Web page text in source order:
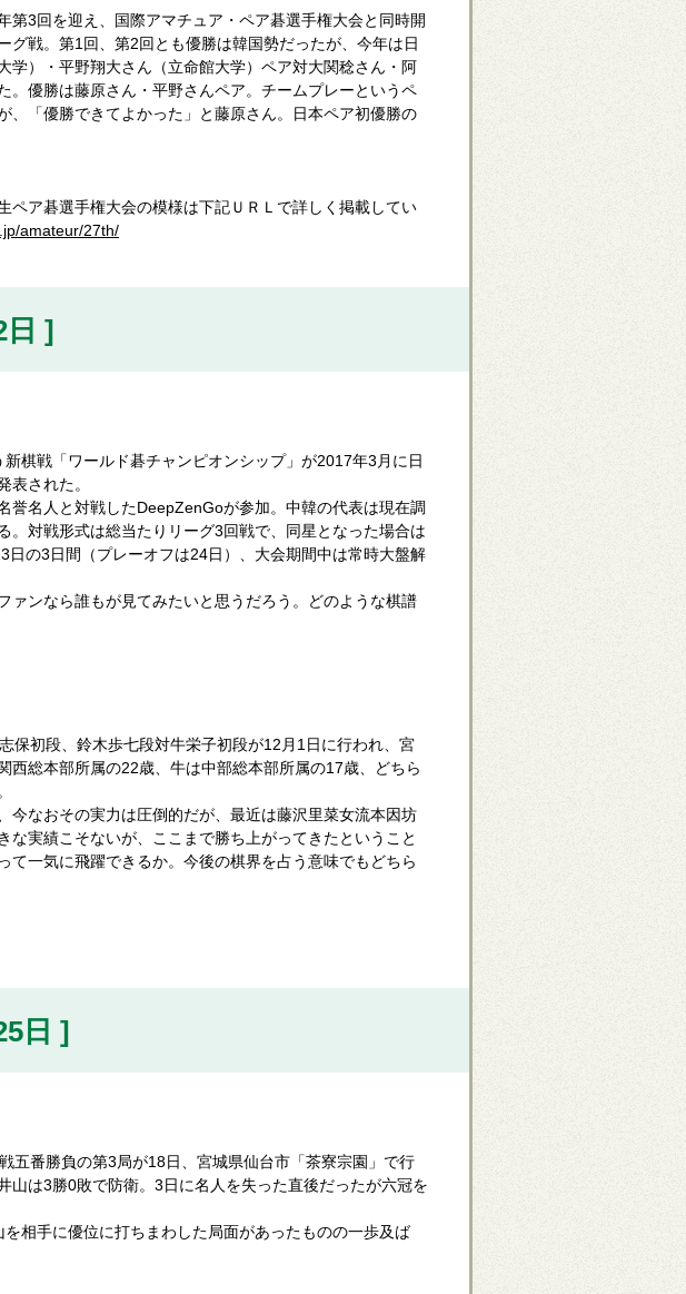
3回を迎え、国際アマチュア・ペア碁選手権大会と同時開
戦。第1回、第2回とも優勝は韓国勢だったが、今年は日
学）・平野翔大さん（立命館大学）ペア対大関稔さん・阿
。優勝は藤原さん・平野さんペア。チームプレーというペ
、「優勝できてよかった」と藤原さん。日本ペア初優勝の
ペア碁選手権大会の模様は下記ＵＲＬで詳しく掲載してい
amateur/27th/
日 ]
棋戦「ワールド碁チャンピオンシップ」が2017年3月に日
表された。
名人と対戦したDeepZenGoが参加。中韓の代表は現在調
。対戦形式は総当たりリーグ3回戦で、同星となった場合は
の3日間（プレーオフは24日）、大会期間中は常時大盤解
ンなら誰もが見てみたいと思うだろう。どのような棋譜
初段、鈴木歩七段対牛栄子初段が12月1日に行われ、宮
総本部所属の22歳、牛は中部総本部所属の17歳、どちら
なおその実力は圧倒的だが、最近は藤沢里菜女流本因坊
実績こそないが、ここまで勝ち上がってきたということ
一気に飛躍できるか。今後の棋界を占う意味でもどちら
日 ]
番勝負の第3局が18日、宮城県仙台市「茶寮宗園」で行
山は3勝0敗で防衛。3日に名人を失った直後だったが六冠を
相手に優位に打ちまわした局面があったものの一歩及ば